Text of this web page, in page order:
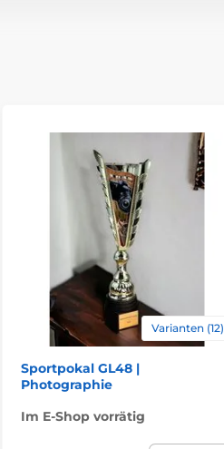
Varianten (12)
Sportpokal GL48 |
Photographie
Im E-Shop vorrätig